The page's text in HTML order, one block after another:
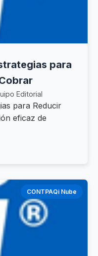
para
Editorial
para Reducir
eficaz de
CONTPAQi Nube